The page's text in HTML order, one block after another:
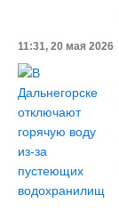
11:31, 20 мая 2026